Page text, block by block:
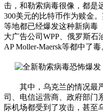
击，和勒索病毒很像，都是
300美元的比特币作为赎金
等地都已经爆发这种新病毒
大广告公司WPP、俄罗斯石
AP Moller-Maersk等都中了毒
其中，乌克兰的情况最
司、电信运营商、政府部门
际机场都受到了攻击，甚至